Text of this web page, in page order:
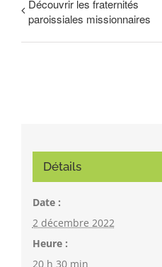
Découvrir les fraternités
paroissiales missionnaires
Détails
Date :
2 décembre 2022
Heure :
20 h 30 min